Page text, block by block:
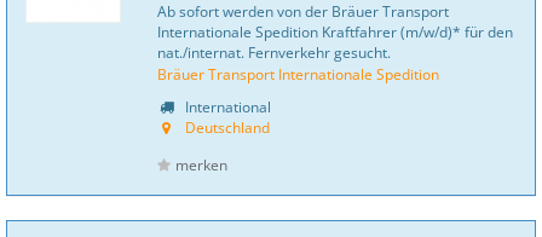
Ab sofort werden von der Bräuer Transport
Internationale Spedition Kraftfahrer (m/w/d)* für den
nat./internat. Fernverkehr gesucht.
Bräuer Transport Internationale Spedition
International
Deutschland
merken